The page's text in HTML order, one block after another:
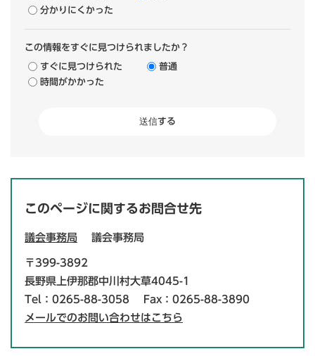
分かりにくかった
この情報をすぐに見つけられましたか？
すぐに見つけられた
普通
時間がかかった
このページに関するお問合せ先
議会事務局 議会事務局
〒399-3892
長野県上伊那郡中川村大草4045-1
Tel：0265-88-3058
Fax：0265-88-3890
メールでのお問い合わせはこちら